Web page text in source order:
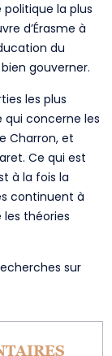
la plus
d’Érasme à
du
gouverner.
les plus
qui concerne les
Charron, et
Ce qui est
à la fois la
continuent à
théories
sur